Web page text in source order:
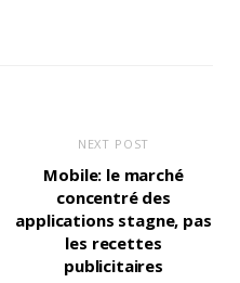
NEXT POST
Mobile: le marché
concentré des
applications stagne, pas
les recettes
publicitaires